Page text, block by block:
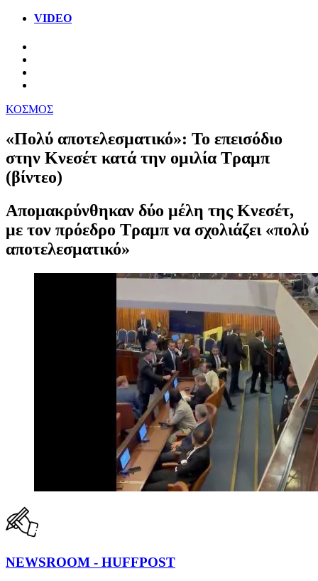
VIDEO
ΚΟΣΜΟΣ
«Πολύ αποτελεσματικό»: Το επεισόδιο
στην Κνεσέτ κατά την ομιλία Τραμπ
(βίντεο)
Απομακρύνθηκαν δύο μέλη της Κνεσέτ,
με τον πρόεδρο Τραμπ να σχολιάζει «πολύ
αποτελεσματικό»
NEWSROOM - HUFFPOST